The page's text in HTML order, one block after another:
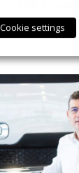
del Gruppo
Cookie settings